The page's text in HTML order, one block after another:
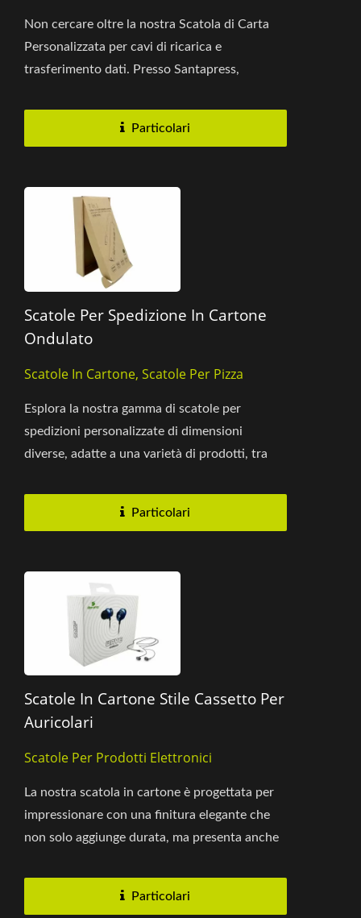
Non cercare oltre la nostra Scatola di Carta
Personalizzata per cavi di ricarica e
trasferimento dati. Presso Santapress,
Particolari
Scatole Per Spedizione In Cartone
Ondulato
Scatole In Cartone, Scatole Per Pizza
Esplora la nostra gamma di scatole per
spedizioni personalizzate di dimensioni
diverse, adatte a una varietà di prodotti, tra
Particolari
Scatole In Cartone Stile Cassetto Per
Auricolari
Scatole Per Prodotti Elettronici
La nostra scatola in cartone è progettata per
impressionare con una finitura elegante che
non solo aggiunge durata, ma presenta anche
Particolari